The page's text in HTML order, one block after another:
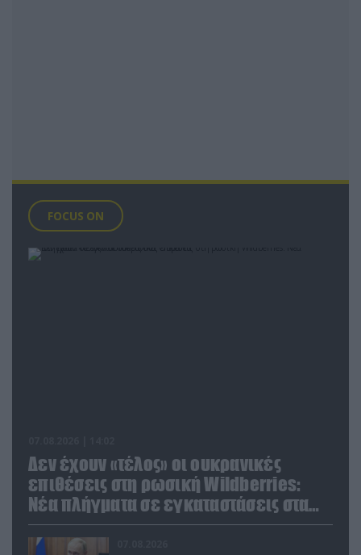
FOCUS ON
Δεν έχουν «τέλος» οι ουκρανικές
επιθέσεις στη ρωσική Wildberries:
Νέα πλήγματα σε εγκαταστάσεις στα
Ουράλια